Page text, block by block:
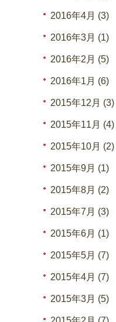
2016年4月 (3)
2016年3月 (1)
2016年2月 (5)
2016年1月 (6)
2015年12月 (3)
2015年11月 (4)
2015年10月 (2)
2015年9月 (1)
2015年8月 (2)
2015年7月 (3)
2015年6月 (1)
2015年5月 (7)
2015年4月 (7)
2015年3月 (5)